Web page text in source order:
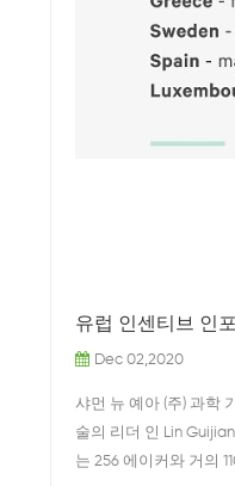
유럽 인센티브 인
Dec 02,2020
샤먼 뉴 예아 (주) 과학
술의 리더 인 Lin
는 256 에이커와 거의